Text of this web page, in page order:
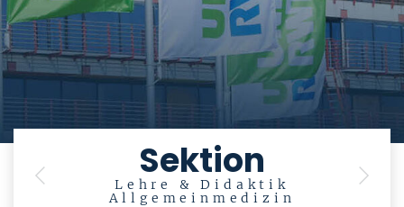
Sektion
Lehre & Didaktik
Allgemeinmedizin
Previous Next